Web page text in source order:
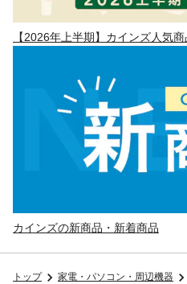
【2026年上半期】カインズ人気
カインズの新商品・新着商品
トップ 家電・パソコン・周辺機器